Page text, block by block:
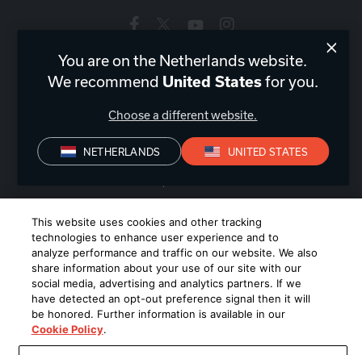
Nederland| NL
Conformiteitsverklaring
reserved.
You are on the Netherlands website.
We recommend United Statesfor you.
Choose a different website.
NETHERLANDS UNITED STATES
This website uses cookies and other tracking
technologies to enhance user experience and to
analyze performance and traffic on our website. We also
share information about your use of our site with our
social media, advertising and analytics partners. If we
have detected an opt-out preference signal then it will
be honored. Further information is available in our
Cookie Policy.